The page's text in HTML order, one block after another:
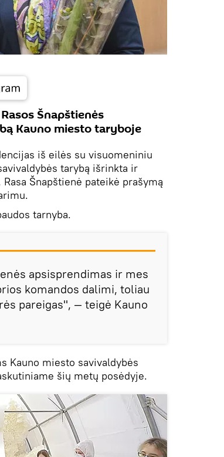
Šnapštienės
Kauno miesto taryboje
iš eilės su visuomeniniu
tarybą išrinkta ir
Šnapštienė pateikė prašymą
tarnyba.
apsisprendimas ir mes
komandos dalimi, toliau
pareigas", — teigė Kauno
Kauno miesto savivaldybės
šių metų posėdyje.